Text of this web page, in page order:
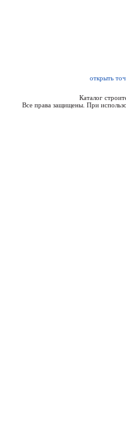
открыть
Каталог
Все права защищены. При